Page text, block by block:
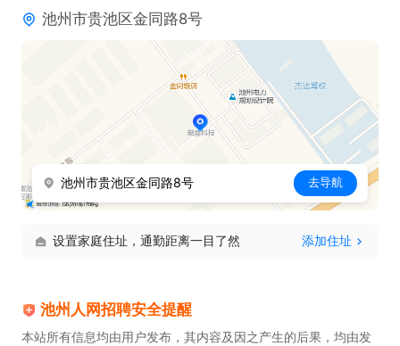
池州市贵池区金同路8号
池州市贵池区金同路8号 去导航
设置家庭住址，通勤距离一目了然 添加住址
池州人网招聘安全提醒
本站所有信息均由用户发布，其内容及因之产生的后果，均由发